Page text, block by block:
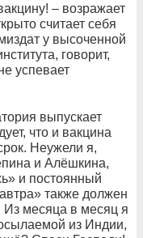
– возражает
считает себя
у высоченной
говорит,
успевает
выпускает
что и вакцина
Неужели я,
и Алёшкина,
и постоянный
также должен
Из месяца в месяц я
из Индии,